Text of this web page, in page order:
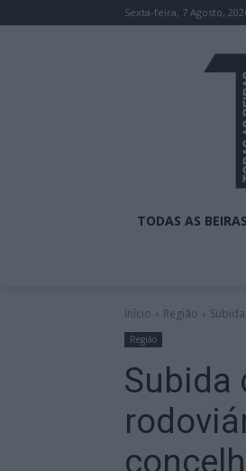
Sexta-feira, 7 Agosto,
TODAS AS BEIRAS
Início Região
Região
Subida